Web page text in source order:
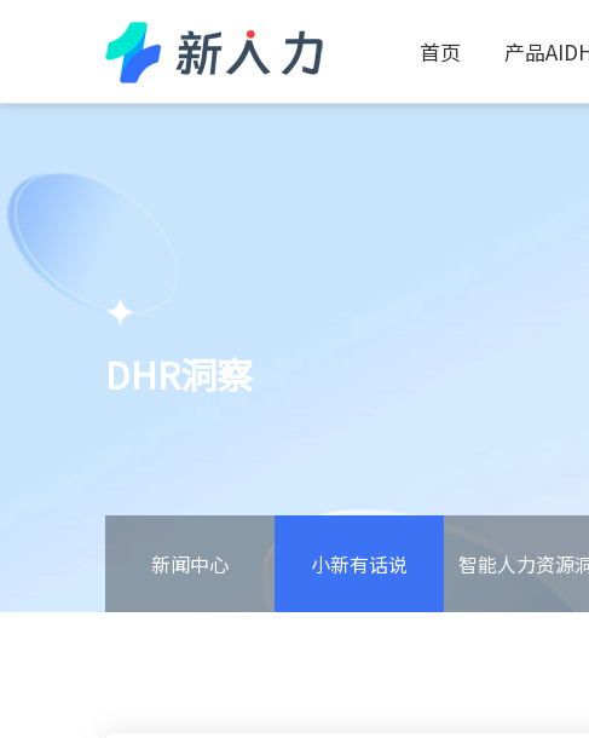
首页 产品
DHR洞察
新闻中心 小新有话说 智能人力资源